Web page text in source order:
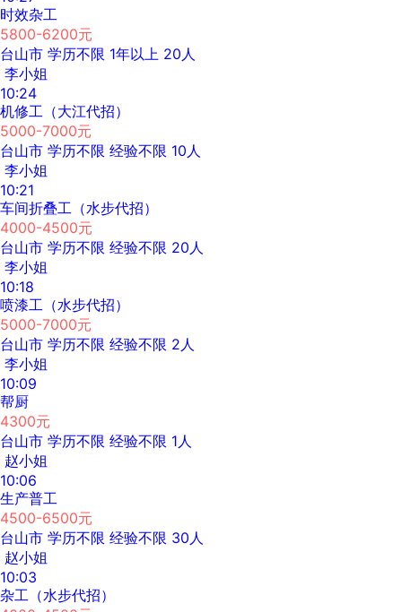
时效杂工
5800-6200元
台山市 学历不限 1年以上 20人
李小姐
10:24
机修工（大江代招）
5000-7000元
台山市 学历不限 经验不限 10人
李小姐
10:21
车间折叠工（水步代招）
4000-4500元
台山市 学历不限 经验不限 20人
李小姐
10:18
喷漆工（水步代招）
5000-7000元
台山市 学历不限 经验不限 2人
李小姐
10:09
帮厨
4300元
台山市 学历不限 经验不限 1人
赵小姐
10:06
生产普工
4500-6500元
台山市 学历不限 经验不限 30人
赵小姐
10:03
杂工（水步代招）